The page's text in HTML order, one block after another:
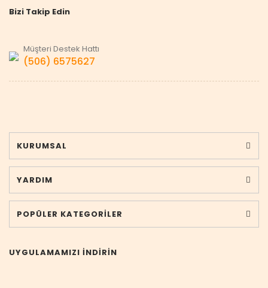
Bizi Takip Edin
Müşteri Destek Hattı
(506) 6575627
KURUMSAL
YARDIM
POPÜLER KATEGORİLER
UYGULAMAMIZI İNDİRİN